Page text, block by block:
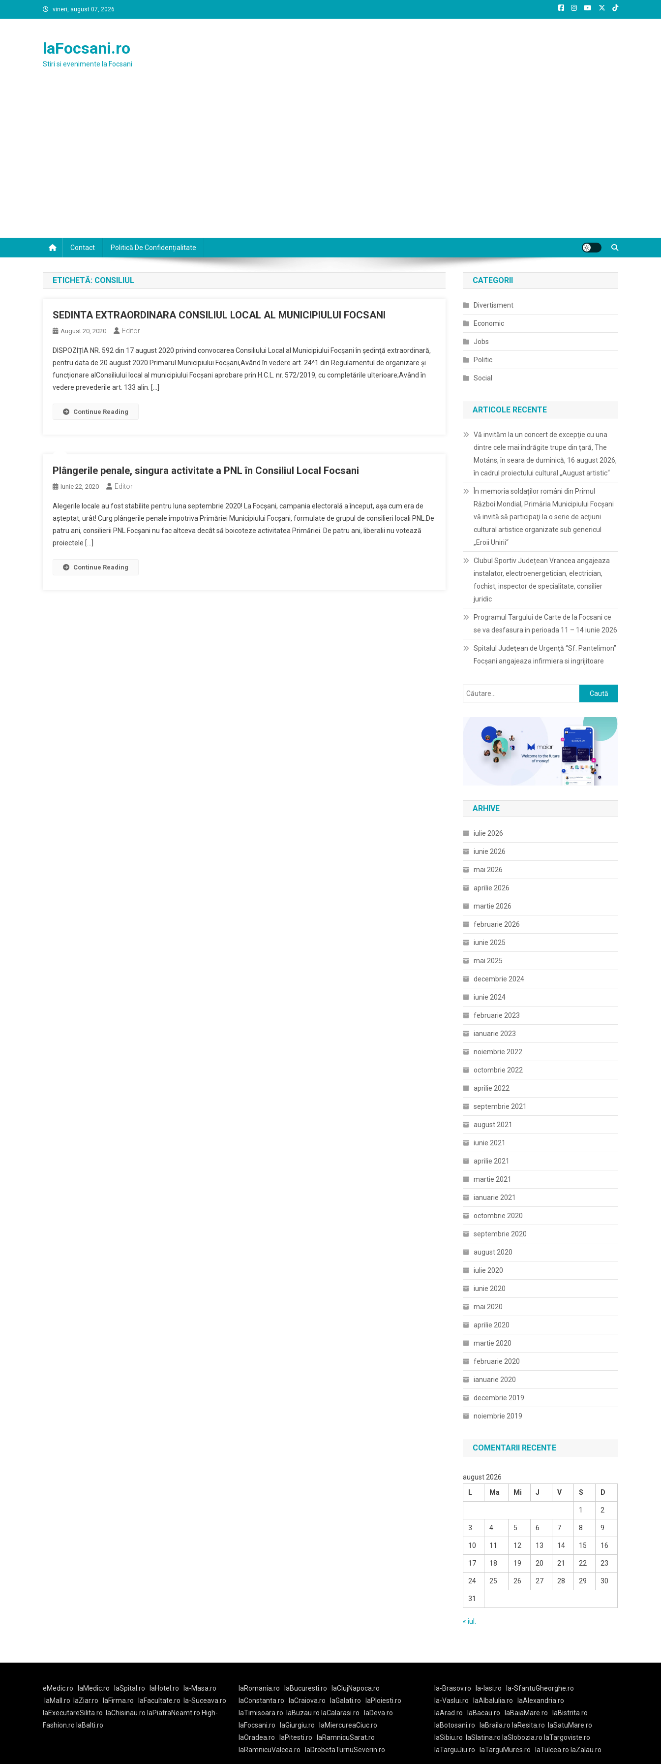
to
vineri, august 07, 2026
laFocsani.ro
Stiri si evenimente la Focsani
Contact Politică De Confidențialitate
ETICHETĂ: CONSILIUL
SEDINTA EXTRAORDINARA CONSILIUL LOCAL AL MUNICIPIULUI FOCSANI
August 20, 2020 Editor
DISPOZIȚIA NR. 592 din 17 august 2020 privind convocarea Consiliului Local al Municipiului Focşani în şedinţă extraordinară,
pentru data de 20 august 2020 Primarul Municipiului Focşani,Având în vedere art. 24^1 din Regulamentul de organizare și
funcționare alConsiliului local al municipiului Focșani aprobare prin H.C.L. nr. 572/2019, cu completările ulterioare;Având în
vedere prevederile art. 133 alin. […]
Continue Reading
Plângerile penale, singura activitate a PNL în Consiliul Local Focsani
Iunie 22, 2020 Editor
Alegerile locale au fost stabilite pentru luna septembrie 2020! La Focșani, campania electorală a început, așa cum era de
așteptat, urât! Curg plângerile penale împotriva Primăriei Municipiului Focșani, formulate de grupul de consilieri locali PNL.De
patru ani, consilierii PNL Focșani nu fac altceva decât să boicoteze activitatea Primăriei. De patru ani, liberalii nu votează
proiectele […]
Continue Reading
CATEGORII
Divertisment
Economic
Jobs
Politic
Social
ARTICOLE RECENTE
Vă invităm la un concert de excepţie cu una
dintre cele mai îndrăgite trupe din ţară, The
Motáns, în seara de duminică, 16 august 2026,
în cadrul proiectului cultural „August artistic“
În memoria soldaților români din Primul
Război Mondial, Primăria Municipiului Focșani
vă invită să participaţi la o serie de acţiuni
cultural artistice organizate sub genericul
„Eroii Unirii“
Clubul Sportiv Județean Vrancea angajeaza
instalator, electroenergetician, electrician,
fochist, inspector de specialitate, consilier
juridic
Programul Targului de Carte de la Focsani ce
se va desfasura in perioada 11 – 14 iunie 2026
Spitalul Judeţean de Urgenţă “Sf. Pantelimon”
Focşani angajeaza infirmiera si ingrijitoare
Caută
după:
ARHIVE
iulie 2026
iunie 2026
mai 2026
aprilie 2026
martie 2026
februarie 2026
iunie 2025
mai 2025
decembrie 2024
iunie 2024
februarie 2023
ianuarie 2023
noiembrie 2022
octombrie 2022
aprilie 2022
septembrie 2021
august 2021
iunie 2021
aprilie 2021
martie 2021
ianuarie 2021
octombrie 2020
septembrie 2020
august 2020
iulie 2020
iunie 2020
mai 2020
aprilie 2020
martie 2020
februarie 2020
ianuarie 2020
decembrie 2019
noiembrie 2019
COMENTARII RECENTE
august 2026
L
Ma Mi J V S D
1 2
3 4 5 6 7 8 9
10 11 12 13 14 15 16
17 18 19 20 21 22 23
24 25 26 27 28 29 30
31
« iul.
eMedic.ro laMedic.ro laSpital.ro laHotel.ro
la-Masa.ro
laMall.ro
laZiar.ro laFirma.ro laFacultate.ro
la-Suceava.ro
laExecutareSilita.ro
laChisinau.ro laPiatraNeamt.ro High-
Fashion.ro laBalti.ro
laRomania.ro laBucuresti.ro
laClujNapoca.ro
laConstanta.ro
laCraiova.ro laGalati.ro
laPloiesti.ro
laTimisoara.ro
laBuzau.ro laCalarasi.ro
laDeva.ro
laFocsani.ro
laGiurgiu.ro
laMiercureaCiuc.ro
laOradea.ro
laPitesti.ro
laRamnicuSarat.ro
laRamnicuValcea.ro
laDrobetaTurnuSeverin.ro
la-Brasov.ro la-Iasi.ro
la-SfantuGheorghe.ro
la-Vaslui.ro
laAlbaIulia.ro
laAlexandria.ro
laArad.ro
laBacau.ro laBaiaMare.ro
laBistrita.ro
laBotosani.ro
laBraila.ro laResita.ro
laSatuMare.ro
laSibiu.ro
laSlatina.ro laSlobozia.ro laTargoviste.ro
laTarguJiu.ro
laTarguMures.ro laTulcea.ro laZalau.ro